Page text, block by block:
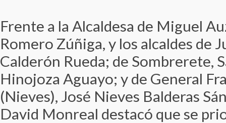
Frente a la Alcaldesa de Miguel
Romero Zúñiga, y los alcaldes de
Calderón Rueda; de Sombrerete,
Hinojoza Aguayo; y de General
(Nieves), José Nieves Balderas
David Monreal destacó que se